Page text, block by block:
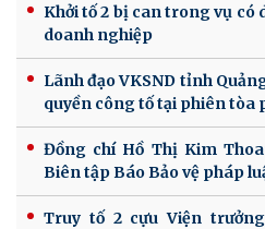
Khởi tố 2 bị can trong vụ có
doanh nghiệp
Lãnh đạo VKSND tỉnh
quyền công tố tại phiên tòa
Đồng chí Hồ Thị Kim
Biên tập Báo Bảo vệ pháp
Truy tố 2 cựu Viện